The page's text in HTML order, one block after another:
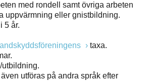
med rondell samt övriga arbeten
uppvärmning eller gnistbildning.
5 år.
taxa.
utbildning.
utföras på andra språk efter